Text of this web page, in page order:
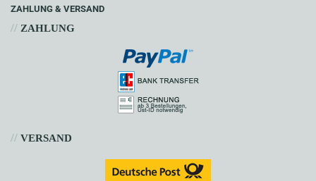
ZAHLUNG & VERSAND
// ZAHLUNG
// VERSAND